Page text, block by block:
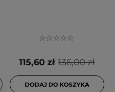
136,00 zł
115,60 zł
DODAJ DO KOSZYKA